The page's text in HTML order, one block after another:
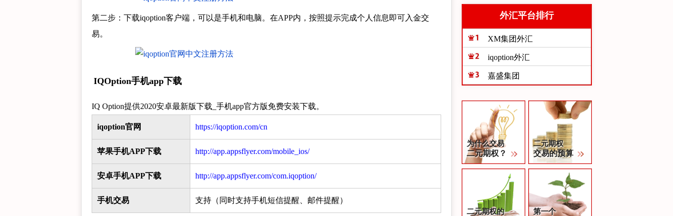
第二步：下载iqoption客户端，可以是手机和电脑。在APP内，按照提示完成个人信息即可入金交
易。
IQOption手机app下载
IQ Option提供2020安卓最新版下载_手机app官方版免费安装下载。
iqoption官网 https://iqoption.com/cn
苹果手机APP下载 http://app.appsflyer.com/mobile_ios/
安卓手机APP下载 http://app.appsflyer.com/com.iqoption/
手机交易 支持（同时支持手机短信提醒、邮件提醒）
外汇平台排行
XM集团外汇
iqoption外汇
嘉盛集团
为什么交易
二元期权？
二元期权
交易的预算
二元期权的 第一个